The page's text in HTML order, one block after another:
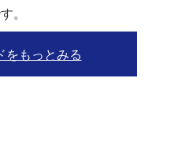
。
をもっとみる